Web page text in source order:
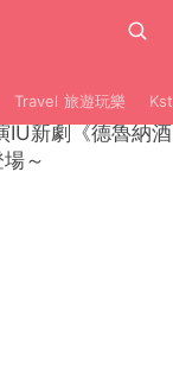
Travel 旅遊玩樂